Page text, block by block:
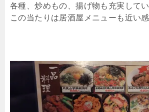
各種、炒めもの、揚げ物も充実してい
この当たりは居酒屋メニューも近い感